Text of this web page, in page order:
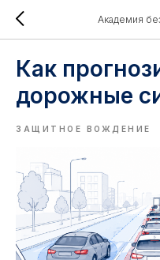
Академия
Как
дорожные
ЗАЩИТНОЕ ВОЖДЕНИЕ